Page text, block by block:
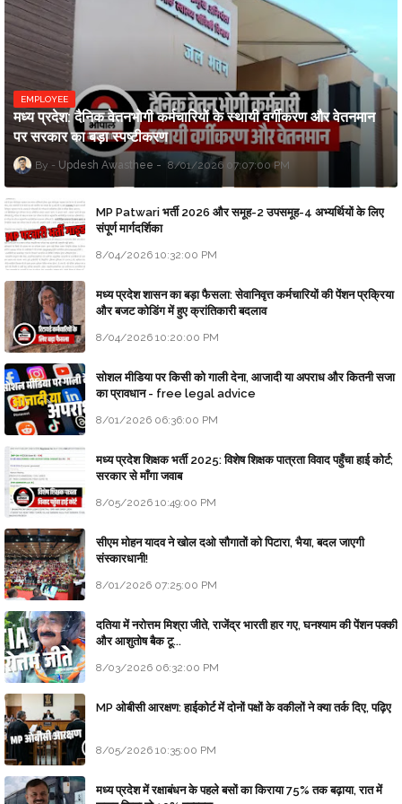
EMPLOYEE
मध्य प्रदेश: दैनिक वेतनभोगी कर्मचारियों के स्थायी वर्गीकरण और वेतनमान
पर सरकार का बड़ा स्पष्टीकरण
Updesh Awasthee 8/01/2026 07:07:00 PM
MP Patwari भर्ती 2026 और समूह-2 उपसमूह-4 अभ्यर्थियों के लिए
संपूर्ण मार्गदर्शिका
8/04/2026 10:32:00 PM
मध्य प्रदेश शासन का बड़ा फैसला: सेवानिवृत्त कर्मचारियों की पेंशन प्रक्रिया
और बजट कोडिंग में हुए क्रांतिकारी बदलाव
8/04/2026 10:20:00 PM
सोशल मीडिया पर किसी को गाली देना, आजादी या अपराध और कितनी सजा
का प्रावधान - free legal advice
8/01/2026 06:36:00 PM
मध्य प्रदेश शिक्षक भर्ती 2025: विशेष शिक्षक पात्रता विवाद पहुँचा हाई कोर्ट;
सरकार से माँगा जवाब
8/05/2026 10:49:00 PM
सीएम मोहन यादव ने खोल दओ सौगातों को पिटारा, भैया, बदल जाएगी
संस्कारधानी!
8/01/2026 07:25:00 PM
दतिया में नरोत्तम मिश्रा जीते, राजेंद्र भारती हार गए, घनश्याम की पेंशन पक्की
और आशुतोष बैक टू...
8/03/2026 06:32:00 PM
MP ओबीसी आरक्षण: हाईकोर्ट में दोनों पक्षों के वकीलों ने क्या तर्क दिए, पढ़िए
8/05/2026 10:35:00 PM
मध्य प्रदेश में रक्षाबंधन के पहले बसों का किराया 75% तक बढ़ाया, रात में